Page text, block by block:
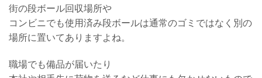
街の段ボール回収場所や
コンビニでも使用済み段ボールは通常のゴミではなく別の
場所に置いてありますよね。
職場でも備品が届いたり